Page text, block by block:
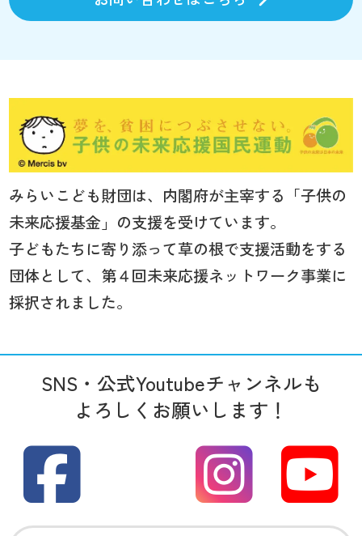
みらいこども財団は、内閣府が主宰する「子供の
未来応援基金」の支援を受けています。
子どもたちに寄り添って草の根で支援活動をする
団体として、第４回未来応援ネットワーク事業に
採択されました。
SNS・公式Youtubeチャンネルも
よろしくお願いします！